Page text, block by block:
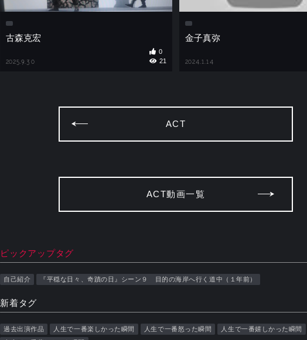
古森克宏
2025.9.30
0
21
金子真弥
2024.1.14
ACT
ACT動画一覧
ピックアップタグ
自己紹介 『平穏な日々、奇蹟の日』シーン９ 目的の海岸へ行く道中（１年前）
新着タグ
過去出演作品 人生で一番楽しかった瞬間 人生で一番怒った瞬間
人生で一番嬉しかった瞬間